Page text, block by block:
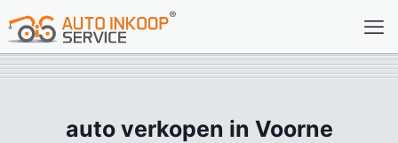
auto verkopen in Voorne